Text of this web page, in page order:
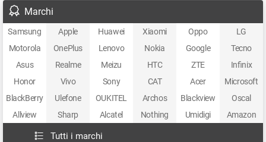
Marchi
Samsung Apple Huawei Xiaomi Oppo
LG
Motorola
OnePlus Lenovo Nokia Google
Tecno
Asus
Realme Meizu HTC ZTE
Infinix
Honor
Vivo Sony CAT Acer
Microsoft
BlackBerry
Ulefone OUKITEL Archos Blackview
Oscal
Allview
Sharp Alcatel Nothing Umidigi Amazon
Tutti i marchi